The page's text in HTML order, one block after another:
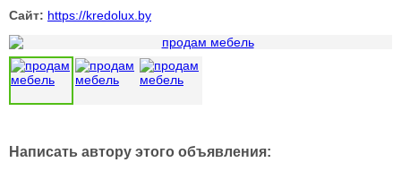
Сайт: https://kredolux.by
Написать автору этого объявления: